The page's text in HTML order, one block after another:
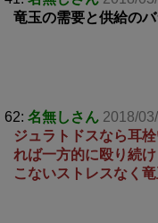
竜玉の需要と供給の
62: 名無しさん 2018/
ジュラトドスなら耳
れば一方的に殴り続
こないストレスなく竜